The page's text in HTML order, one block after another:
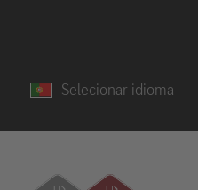
Selecionar idioma